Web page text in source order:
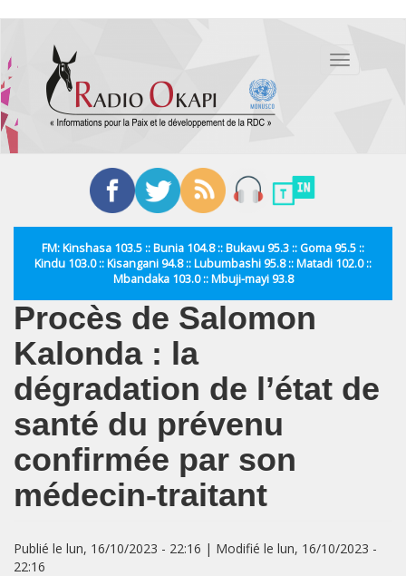
contenu
principal
Toggle
FM: Kinshasa 103.5 :: Bunia 104.8 :: Bukavu 95.3 :: Goma 95.5 ::
Kindu 103.0 :: Kisangani 94.8 :: Lubumbashi 95.8 :: Matadi 102.0 ::
Mbandaka 103.0 :: Mbuji-mayi 93.8
Procès de Salomon
Kalonda : la
dégradation de l’état de
santé du prévenu
confirmée par son
médecin-traitant
Publié le lun, 16/10/2023 - 22:16 | Modifié le lun, 16/10/2023 -
22:16